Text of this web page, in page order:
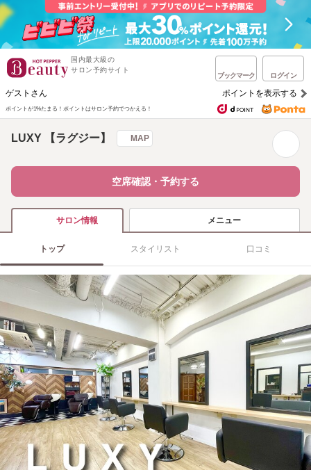
国内最大級の
サロン予約サイト
ブックマーク ログイン
ゲストさん ポイントを表示する
ポイントが1%たまる！ ポイントはサロン予約でつかえる！
LUXY 【ラグジー】 MAP
空席確認・予約する
サロン情報 メニュー
トップ スタイリスト 口コミ